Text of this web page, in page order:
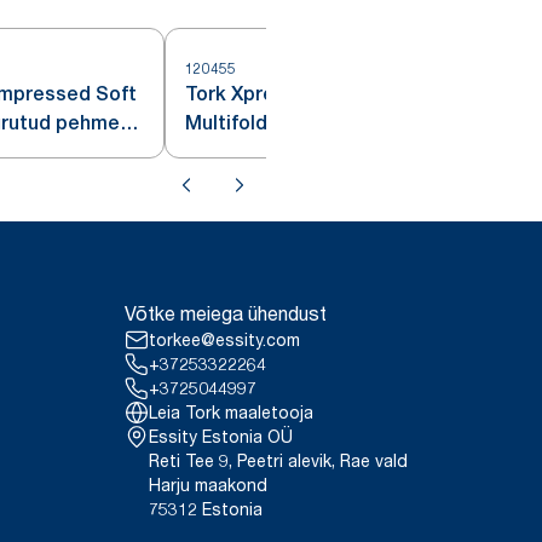
Soft
pehme
120455
Tork Xpress® Compressed Soft
Multifold Kokkusurutud Pehme
Käterätik
Võtke meiega ühendust
torkee@essity.com
+37253322264
+3725044997
Leia Tork maaletooja
Essity Estonia OÜ
Reti Tee 9, Peetri alevik, Rae vald
Harju maakond
75312 Estonia